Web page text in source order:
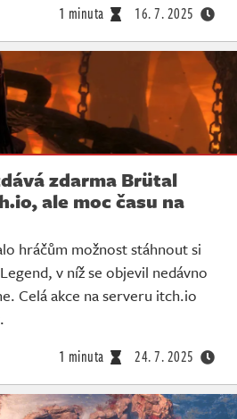
1 minuta 16. 7. 2025
zdarma Brütal
ale moc času na
hráčům možnost stáhnout si
v níž se objevil nedávno
Celá akce na serveru itch.io
1 minuta 24. 7. 2025